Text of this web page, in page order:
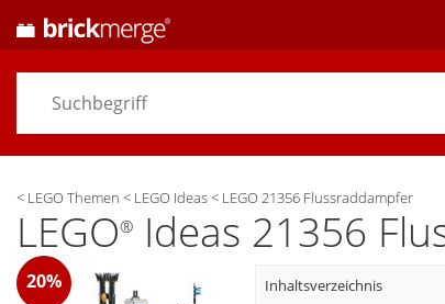
< LEGO Themen < LEGO Ideas< LEGO 21356 Flussraddampfer
LEGO® Ideas 21356
20%
Inhaltsverzeichnis